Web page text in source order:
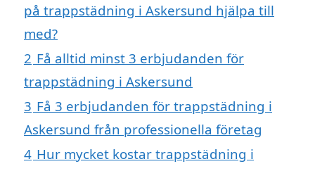
på trappstädning i Askersund hjälpa till
med?
2 Få alltid minst 3 erbjudanden för
trappstädning i Askersund
3 Få 3 erbjudanden för trappstädning i
Askersund från professionella företag
4 Hur mycket kostar trappstädning i